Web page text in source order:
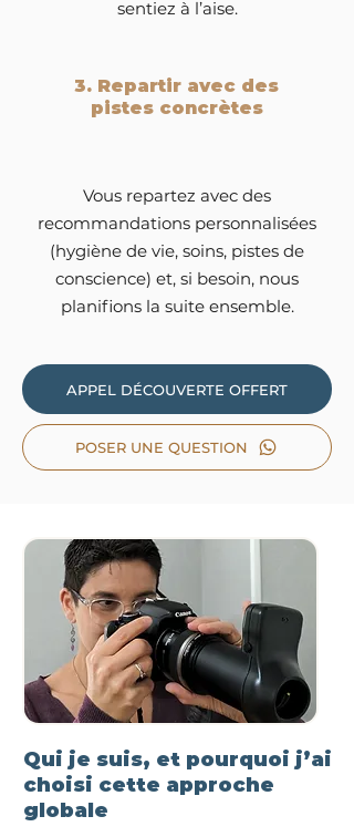
sentiez à l’aise.
3. Repartir avec des
pistes concrètes
Vous repartez avec des
recommandations personnalisées
(hygiène de vie, soins, pistes de
conscience) et, si besoin, nous
planifions la suite ensemble.
APPEL DÉCOUVERTE OFFERT
POSER UNE QUESTION
Qui je suis, et pourquoi j’ai
choisi cette approche
globale